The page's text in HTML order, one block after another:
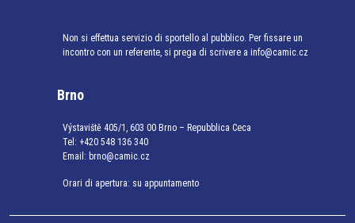
Non si effettua servizio di sportello al pubblico. Per fissare un
incontro con un referente, si prega di scrivere a info@camic.cz
Brno
Výstaviště 405/1, 603 00 Brno – Repubblica Ceca
Tel: +420 548 136 340
Email: brno@camic.cz
Orari di apertura: su appuntamento